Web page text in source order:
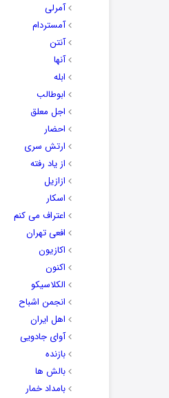
آمرلی
آمستردام
آنتن
آنها
ابله
ابوطالب
اجل معلق
احضار
ارتش سری
از یاد رفته
ازازیل
اسکار
اعتراف می کنم
افعی تهران
اکازیون
اکنون
الکلاسیکو
انجمن اشباح
اهل ایران
آوای جادویی
بازنده
بالش ها
بامداد خمار